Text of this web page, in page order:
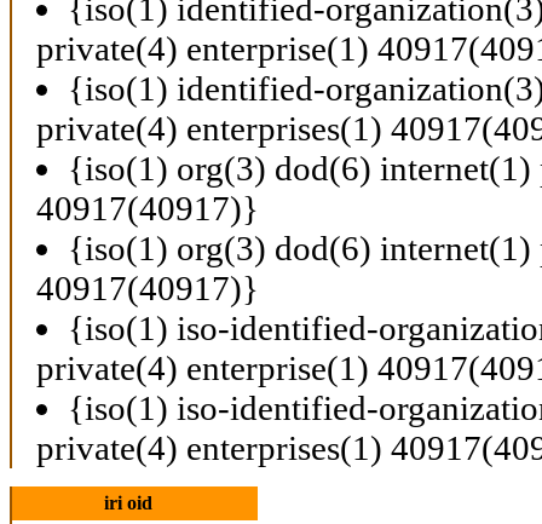
{iso(1) identified-
private(4) enterprise(1)
{iso(1) identified-
private(4) enterprises(1)
{iso(1) org(3) dod(6) internet(1)
40917(40917)}
{iso(1) org(3) dod(6) internet(1)
40917(40917)}
{iso(1) iso-identified-
private(4) enterprise(1)
{iso(1) iso-identified-
private(4) enterprises(1)
iri oid